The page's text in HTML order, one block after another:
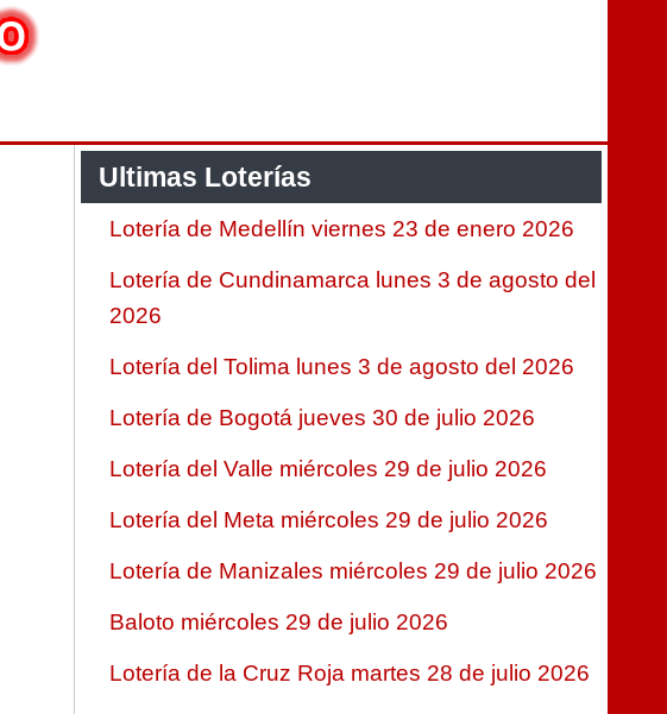
Ultimas Loterías
Lotería de Medellín viernes 23 de enero 2026
Lotería de Cundinamarca lunes 3 de agosto del
2026
Lotería del Tolima lunes 3 de agosto del 2026
Lotería de Bogotá jueves 30 de julio 2026
Lotería del Valle miércoles 29 de julio 2026
Lotería del Meta miércoles 29 de julio 2026
Lotería de Manizales miércoles 29 de julio 2026
Baloto miércoles 29 de julio 2026
Lotería de la Cruz Roja martes 28 de julio 2026